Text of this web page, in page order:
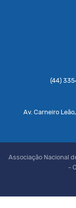
(44)
Av. Carneiro
Associação Nacional
-